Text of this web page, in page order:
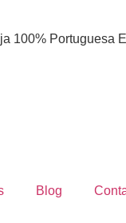
100% Portuguesa
Blog